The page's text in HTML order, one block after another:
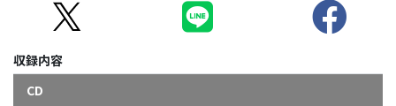
収録内容
CD